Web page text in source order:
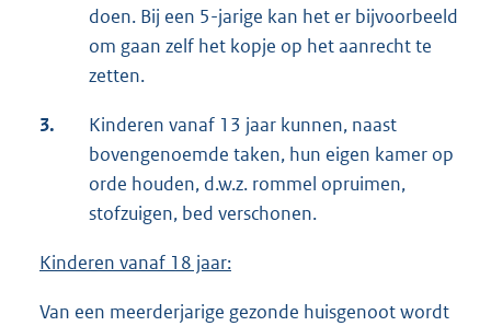
doen. Bij een 5-jarige kan het er bijvoorbeeld
om gaan zelf het kopje op het aanrecht te
zetten.
3.
Kinderen vanaf 13 jaar kunnen, naast
bovengenoemde taken, hun eigen kamer op
orde houden, d.w.z. rommel opruimen,
stofzuigen, bed verschonen.
Kinderen vanaf 18 jaar:
Van een meerderjarige gezonde huisgenoot wordt